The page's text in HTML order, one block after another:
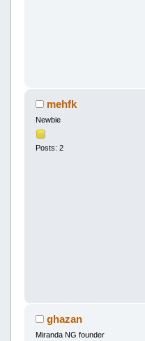
mehfk
Newbie
Posts: 2
ghazan
Miranda NG founder